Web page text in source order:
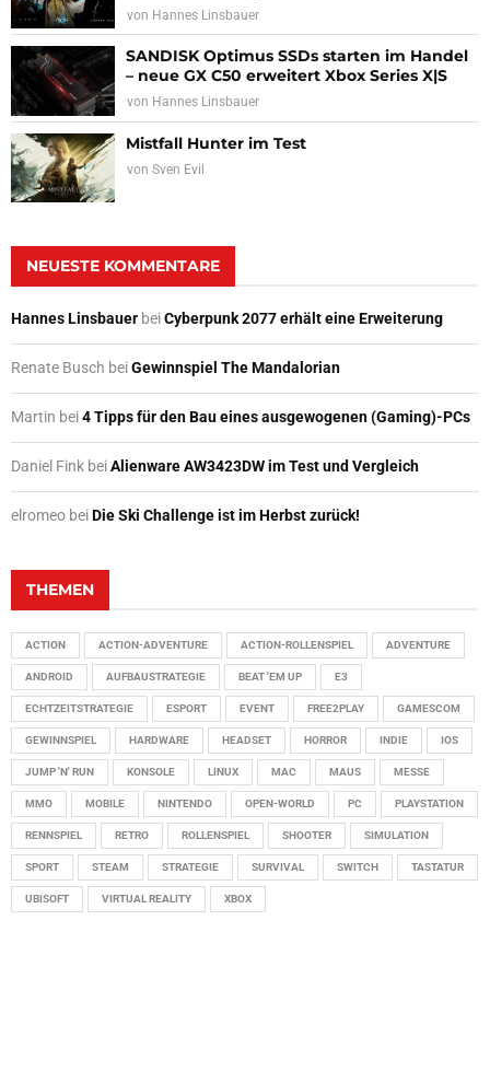
von Hannes Linsbauer
SANDISK Optimus SSDs starten im Handel
– neue GX C50 erweitert Xbox Series X|S
von Hannes Linsbauer
Mistfall Hunter im Test
von Sven Evil
NEUESTE KOMMENTARE
Hannes Linsbauer beiCyberpunk 2077 erhält eine Erweiterung
Renate Busch beiGewinnspiel The Mandalorian
Martin bei4 Tipps für den Bau eines ausgewogenen (Gaming)-PCs
Daniel Fink beiAlienware AW3423DW im Test und Vergleich
elromeo beiDie Ski Challenge ist im Herbst zurück!
THEMEN
ACTION ACTION-ADVENTURE ACTION-ROLLENSPIEL ADVENTURE
ANDROID AUFBAUSTRATEGIE BEAT 'EM UP E3
ECHTZEITSTRATEGIE ESPORT EVENT FREE2PLAY GAMESCOM
GEWINNSPIEL HARDWARE HEADSET HORROR INDIE IOS
JUMP 'N' RUN KONSOLE LINUX MAC MAUS MESSE
MMO MOBILE NINTENDO OPEN-WORLD PC PLAYSTATION
RENNSPIEL RETRO ROLLENSPIEL SHOOTER SIMULATION
SPORT STEAM STRATEGIE SURVIVAL SWITCH TASTATUR
UBISOFT VIRTUAL REALITY XBOX